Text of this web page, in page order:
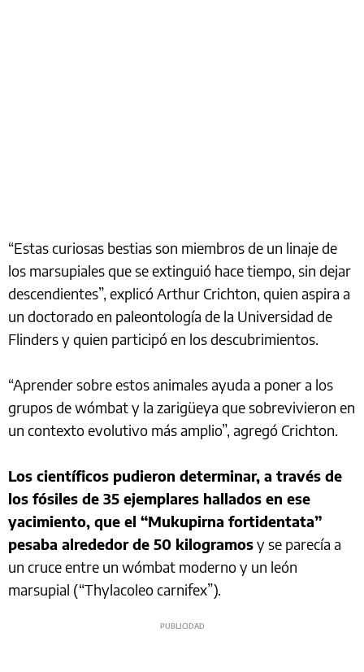
“Estas curiosas bestias son miembros de un linaje de
los marsupiales que se extinguió hace tiempo, sin dejar
descendientes”, explicó Arthur Crichton, quien aspira a
un doctorado en paleontología de la Universidad de
Flinders y quien participó en los descubrimientos.
“Aprender sobre estos animales ayuda a poner a los
grupos de wómbat y la zarigüeya que sobrevivieron en
un contexto evolutivo más amplio”, agregó Crichton.
Los científicos pudieron determinar, a través de
los fósiles de 35 ejemplares hallados en ese
yacimiento, que el “Mukupirna fortidentata”
pesaba alrededor de 50 kilogramosy se parecía a
un cruce entre un wómbat moderno y un león
marsupial (“Thylacoleo carnifex”).